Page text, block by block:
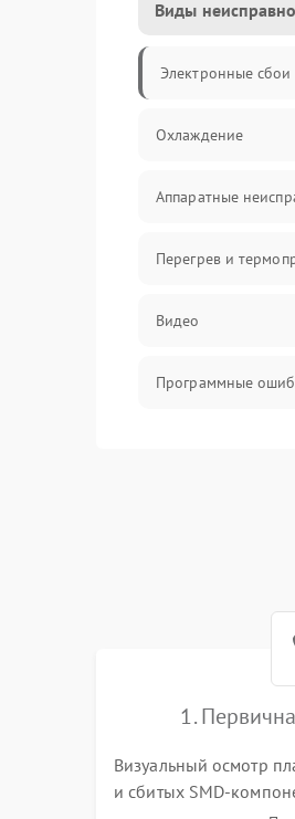
Виды
Электронные сбои
Охлаждение
Аппаратные
Перегрев и
Видео
Программные
Электронные
Интерфейсы
1.
Визуальный осмотр
и сбитых SMD-